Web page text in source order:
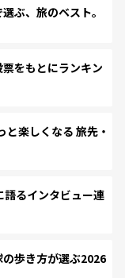
ぶ、旅のベスト。
をもとにランキン
楽しくなる 旅先・
るインタビュー連
歩き方が選ぶ2026